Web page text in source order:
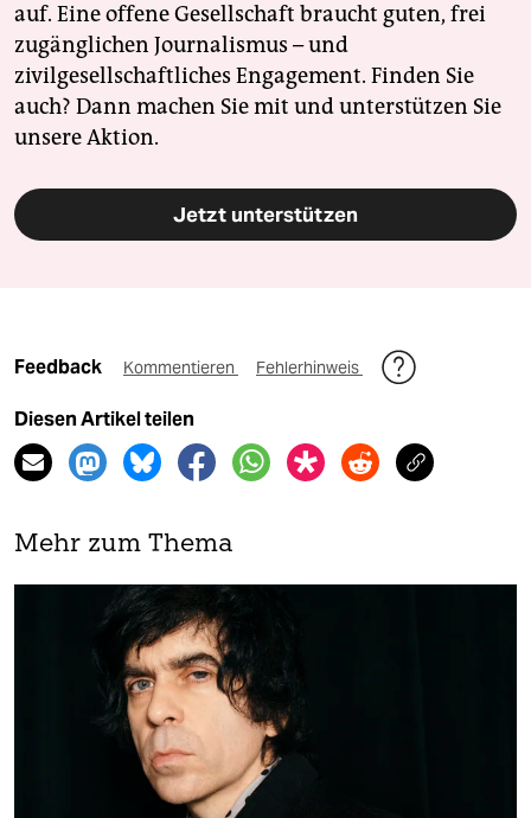
auf. Eine offene Gesellschaft braucht guten, frei
zugänglichen Journalismus – und
zivilgesellschaftliches Engagement. Finden Sie
auch? Dann machen Sie mit und unterstützen Sie
unsere Aktion.
Jetzt unterstützen
Feedback Kommentieren Fehlerhinweis
Diesen Artikel teilen
Mehr zum Thema